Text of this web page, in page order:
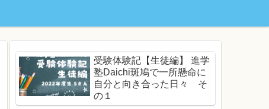
受験体験記【生徒編】 進学
塾Daichi斑鳩で一所懸命に
自分と向き合った日々 そ
の１